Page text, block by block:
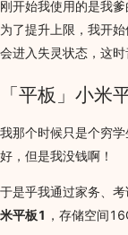
刚开始我使用的是我
为了提升上限，我开
会进入失灵状态，这时
「平板」小米
我那个时候只是个穷
好，但是我没钱啊！
于是乎我通过家务、
米平板1 ，存储空间